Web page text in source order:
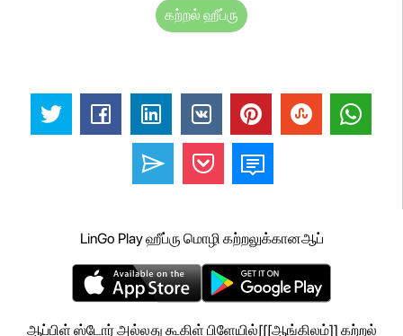
கற்றல் ஹீப்ரு
LinGo Play ஹீப்ரு மொழி கற்றலுக்கானஆப்
ஆப்பிள் ஸ்டோர் அல்லது கூகிள் பிளேயில்[[[ஆங்கிலம்]] கற்றல்